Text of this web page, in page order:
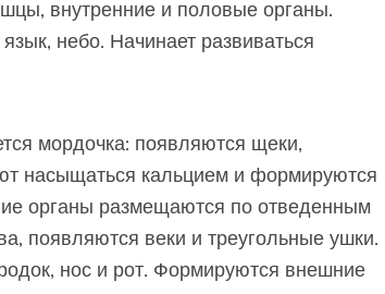
внутренние и половые органы.
небо. Начинает развиваться
мордочка: появляются щеки,
насыщаться кальцием и формируются
органы размещаются по отведенным
появляются веки и треугольные ушки.
нос и рот. Формируются внешние